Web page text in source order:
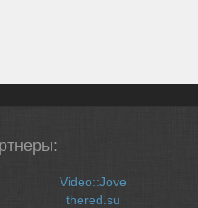
Video::Jove
thered.su